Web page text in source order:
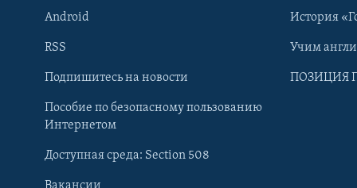
Learning English
Android
RSS
Подпишитесь на новости
Пособие по безопасному пользованию
Интернетом
Доступная среда: Section 508
История
Учим
ПОЗИЦИЯ